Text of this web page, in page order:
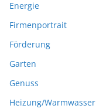
Energie
Firmenportrait
Förderung
Garten
Genuss
Heizung/Warmwasser